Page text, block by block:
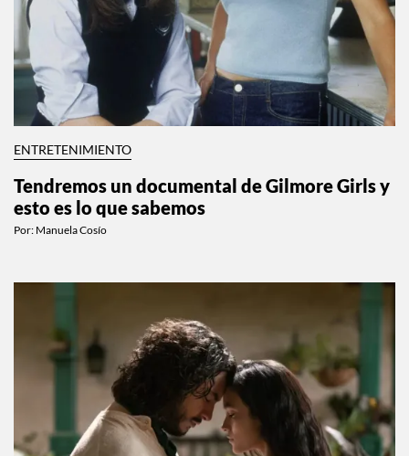
ENTRETENIMIENTO
Tendremos un documental de Gilmore Girls y
esto es lo que sabemos
Por: Manuela Cosío